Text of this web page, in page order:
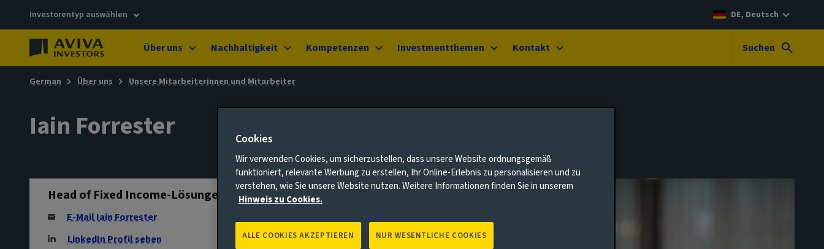
Investorentyp auswählen DE, Deutsch
Über uns Nachhaltigkeit Kompetenzen Investmentthemen Kontakt Suchen
German Über uns Unsere Mitarbeiterinnen und Mitarbeiter
Iain Forrester
Head of Fixed Income-Lösungen
E-Mail Iain Forrester
LinkedIn Profil sehen
Cookies
Wir verwenden Cookies, um sicherzustellen, dass unsere Website ordnungsgemäß
funktioniert, relevante Werbung zu erstellen, Ihr Online-Erlebnis zu personalisieren und zu
verstehen, wie Sie unsere Website nutzen. Weitere Informationen finden Sie in unserem
Hinweis zu Cookies.
NUR WESENTLICHE COOKIES
ALLE COOKIES AKZEPTIEREN